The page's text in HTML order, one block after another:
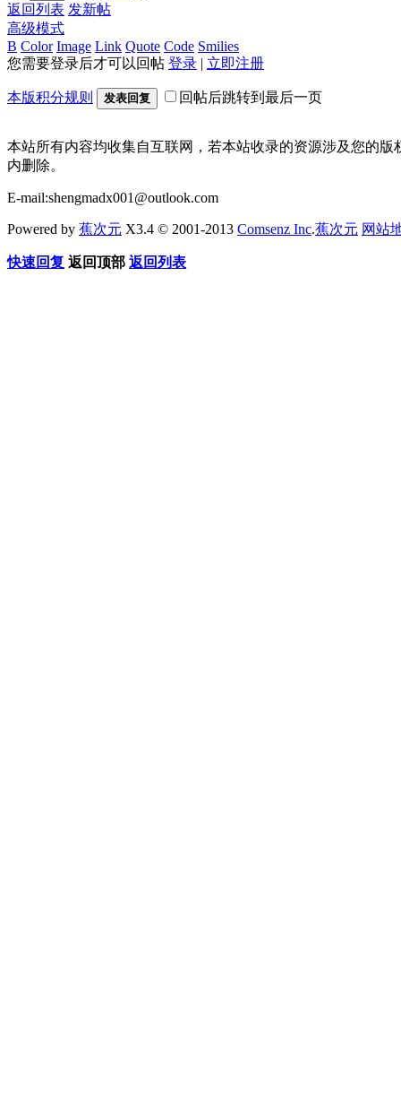
返回列表 发新帖
高级模式
B Color Image Link Quote Code Smilies
您需要登录后才可以回帖 登录 | 立即注册
本版积分规则 发表回复 回帖后跳转到最后一页
本站所有内容均收集自互联网，若本站收录的资源涉及您的
内删除。
E-mail:shengmadx001@outlook.com
Powered by 蕉次元 X3.4 © 2001-2013 Comsenz Inc.蕉次元 网站
快速回复 返回顶部 返回列表